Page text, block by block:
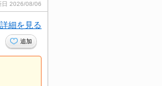
2026/08/06
詳細を見る
追加